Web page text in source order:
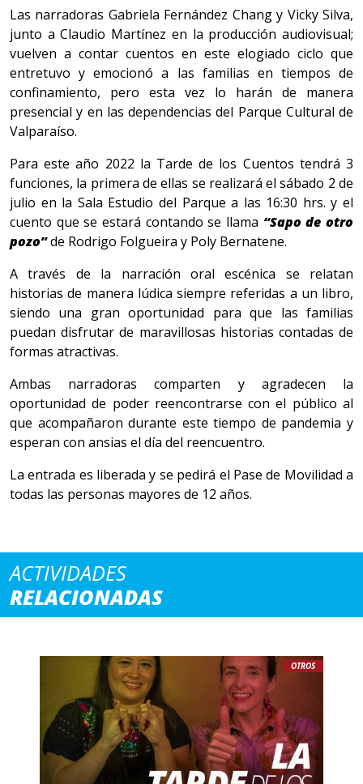
Las narradoras Gabriela Fernández Chang y Vicky Silva,
junto a Claudio Martínez en la producción audiovisual;
vuelven a contar cuentos en este elogiado ciclo que
entretuvo y emocionó a las familias en tiempos de
confinamiento, pero esta vez lo harán de manera
presencial y en las dependencias del Parque Cultural de
Valparaíso.
Para este año 2022 la Tarde de los Cuentos tendrá 3
funciones, la primera de ellas se realizará el sábado 2 de
julio en la Sala Estudio del Parque a las 16:30 hrs. y el
cuento que se estará contando se llama “Sapo de otro
pozo”de Rodrigo Folgueira y Poly Bernatene.
A través de la narración oral escénica se relatan
historias de manera lúdica siempre referidas a un libro,
siendo una gran oportunidad para que las familias
puedan disfrutar de maravillosas historias contadas de
formas atractivas.
Ambas narradoras comparten y agradecen la
oportunidad de poder reencontrarse con el público al
que acompañaron durante este tiempo de pandemia y
esperan con ansias el día del reencuentro.
La entrada es liberada y se pedirá el Pase de Movilidad a
todas las personas mayores de 12 años.
ACTIVIDADES
RELACIONADAS
OTROS